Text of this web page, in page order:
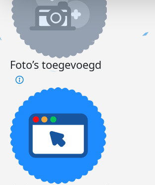
Foto’s toegevoegd